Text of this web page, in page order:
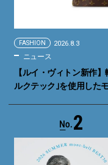
FASHION 2026.8.3
ニュース
【ルイ・ヴィトン新作
ルクテック｣を使用した
2